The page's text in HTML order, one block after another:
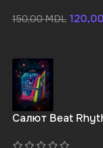
150,00MDL
Салют Beat